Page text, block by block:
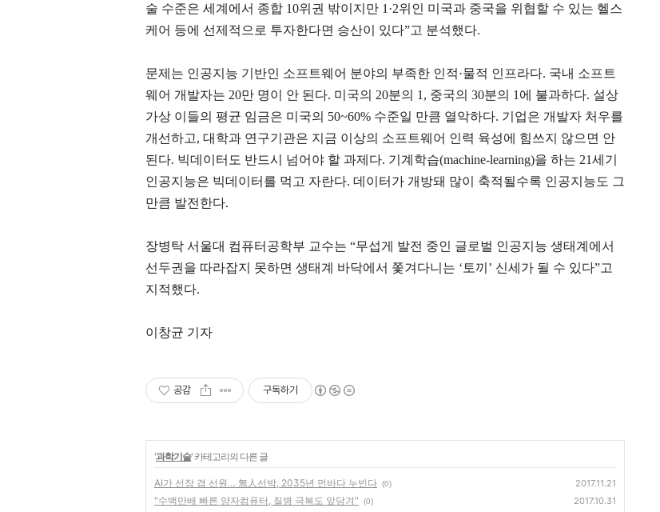
술 수준은 세계에서 종합 10위권 밖이지만 1·2위인 미국과 중국을 위협할 수 있는 헬스
케어 등에 선제적으로 투자한다면 승산이 있다”고 분석했다.
문제는 인공지능 기반인 소프트웨어 분야의 부족한 인적·물적 인프라다. 국내 소프트
웨어 개발자는 20만 명이 안 된다. 미국의 20분의 1, 중국의 30분의 1 에 불과하다. 설상
가상 이들의 평균 임금은 미국의 50~60% 수준일 만큼 열악하다. 기업은 개발자 처우를
개선하고, 대학과 연구기관은 지금 이상의 소프트웨어 인력 육성에 힘쓰지 않으면 안
된다. 빅데이터도 반드시 넘어야 할 과제다. 기계학습(machine-learning)을 하는 21세기
인공지능은 빅데이터를 먹고 자란다. 데이터가 개방돼 많이 축적될수록 인공지능도 그
만큼 발전한다.
장병탁 서울대 컴퓨터공학부 교수는 “무섭게 발전 중인 글로벌 인공지능 생태계에서
선두권을 따라잡지 못하면 생태계 바닥에서 쫓겨다니는 ‘ 토끼 ’ 신세가 될 수 있다”고
지적했다.
이창균 기자
공감 구독하기
'과학기술' 카테고리의 다른 글
AI가 선장 겸 선원… 無人선박, 2035년 먼바다 누빈다 (0) 2017.11.21
"수백만배 빠른 양자컴퓨터, 질병 극복도 앞당겨" (0) 2017.10.31